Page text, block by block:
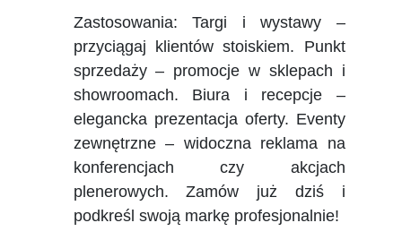
Zastosowania: Targi i wystawy –
przyciągaj klientów stoiskiem. Punkt
sprzedaży – promocje w sklepach i
showroomach. Biura i recepcje –
elegancka prezentacja oferty. Eventy
zewnętrzne – widoczna reklama na
konferencjach czy akcjach
plenerowych. Zamów już dziś i
podkreśl swoją markę profesjonalnie!